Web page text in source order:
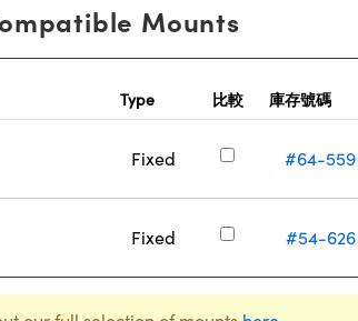
Mounts
Type 比較 庫存號碼
Fixed #64-559
Fixed #54-626